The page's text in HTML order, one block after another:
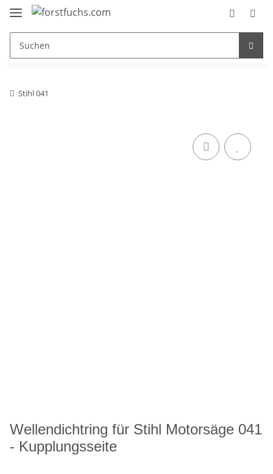
Stihl 041
Wellendichtring für Stihl Motorsäge 041
- Kupplungsseite